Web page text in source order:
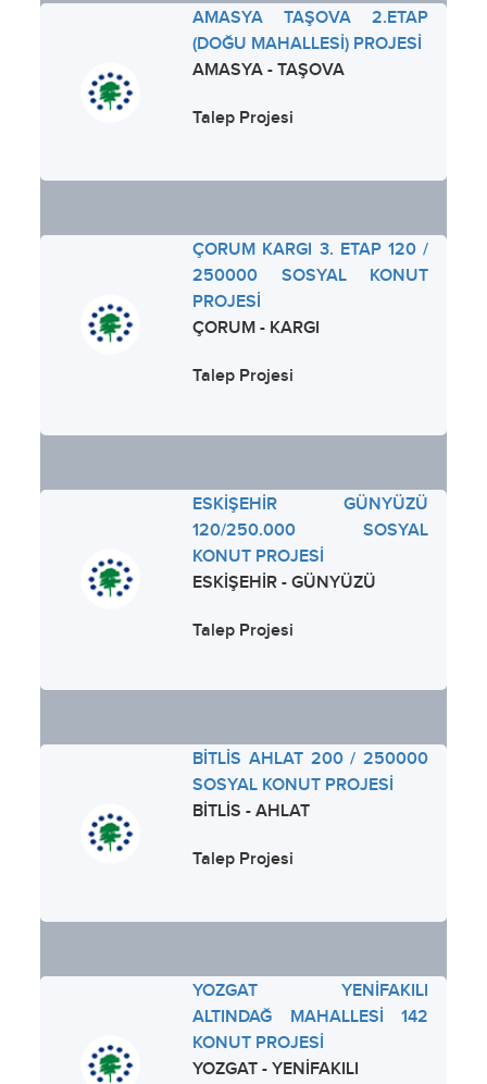
AMASYA TAŞOVA 2.ETAP
(DOĞU MAHALLESİ) PROJESİ
AMASYA - TAŞOVA
Talep Projesi
ÇORUM KARGI 3. ETAP 120 /
250000 SOSYAL KONUT
PROJESİ
ÇORUM - KARGI
Talep Projesi
ESKİŞEHİR GÜNYÜZÜ
120/250.000 SOSYAL
KONUT PROJESİ
ESKİŞEHİR - GÜNYÜZÜ
Talep Projesi
BİTLİS AHLAT 200 / 250000
SOSYAL KONUT PROJESİ
BİTLİS - AHLAT
Talep Projesi
YOZGAT YENİFAKILI
ALTINDAĞ MAHALLESİ 142
KONUT PROJESİ
YOZGAT - YENİFAKILI